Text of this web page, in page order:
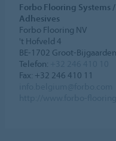
Forbo Flooring
Adhesives
Forbo Flooring NV
't Hofveld 4
BE-1702 Groot-Bijgaarden
Telefon:
Fax: +32 246 410 11